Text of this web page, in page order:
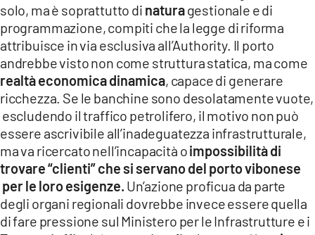
solo, ma è soprattutto di naturagestionale e di
programmazione, compiti che la legge di riforma
attribuisce in via esclusiva all’Authority. Il porto
andrebbe visto non come struttura statica, ma come
realtà economica dinamica, capace di generare
ricchezza. Se le banchine sono desolatamente vuote,
escludendo il traffico petrolifero, il motivo non può
essere ascrivibile all’inadeguatezza infrastrutturale,
ma va ricercato nell’incapacità oimpossibilità di
trovare “clienti” che si servano del porto vibonese
per le loro esigenze. Un’azione proficua da parte
degli organi regionali dovrebbe invece essere quella
di fare pressione sul Ministero per le Infrastrutture e i